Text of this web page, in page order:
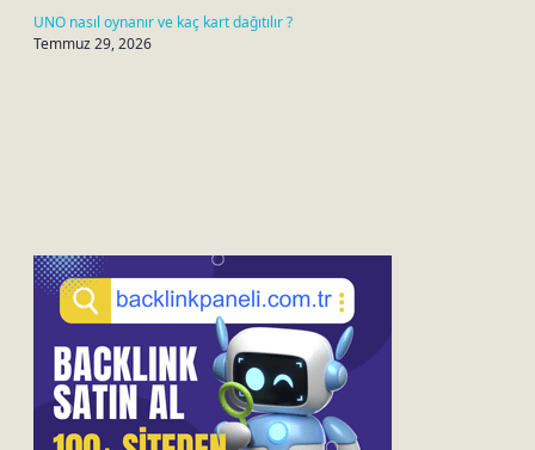
UNO nasıl oynanır ve kaç kart dağıtılır ?
Temmuz 29, 2026